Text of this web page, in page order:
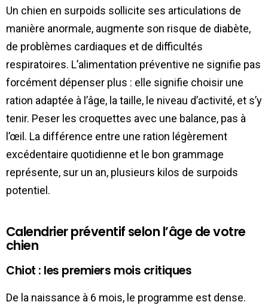
Un chien en surpoids sollicite ses articulations de
manière anormale, augmente son risque de diabète,
de problèmes cardiaques et de difficultés
respiratoires. L’alimentation préventive ne signifie pas
forcément dépenser plus : elle signifie choisir une
ration adaptée à l’âge, la taille, le niveau d’activité, et s’y
tenir. Peser les croquettes avec une balance, pas à
l’œil. La différence entre une ration légèrement
excédentaire quotidienne et le bon grammage
représente, sur un an, plusieurs kilos de surpoids
potentiel.
Calendrier préventif selon l’âge de votre
chien
Chiot : les premiers mois critiques
De la naissance à 6 mois, le programme est dense.